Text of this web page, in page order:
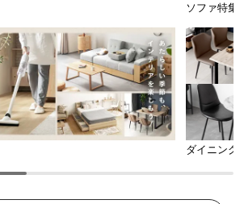
ソファ特集
ダイニング